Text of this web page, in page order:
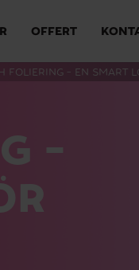
OFFERT
FOLIERING – EN SMART
–